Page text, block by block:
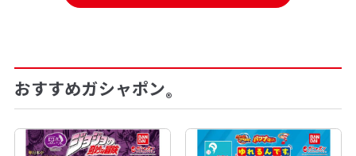
おすすめガシャポン®